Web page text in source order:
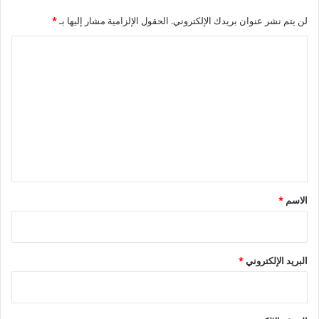
لن يتم نشر عنوان بريدك الإلكتروني. الحقول الإلزامية مشار إليها بـ*
*
الاسم *
البريد الإلكتروني*